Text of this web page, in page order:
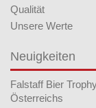
Qualität
Unsere Werte
Neuigkeiten
Falstaff Bier
Österreichs